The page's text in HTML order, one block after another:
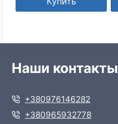
Наши контакты
+380976146282
+380965932778